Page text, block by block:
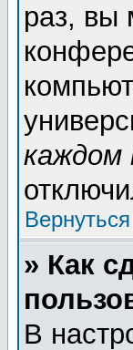
раз, вы
каждом
» Как
В